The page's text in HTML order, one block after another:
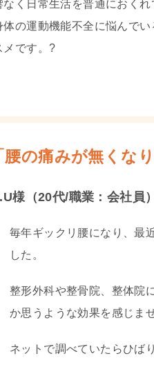
なく日常生活を普通におくれ
体の運動機能不全に悩んで
メです。 ?
腰の痛みが無くな
様（20代/職業：会社員）
毎年ギックリ腰になり、最
した。
整形外科や整骨院、整体院
か思うような効果を感じま
ネットで調べていたらひば